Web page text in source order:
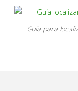
Guía para